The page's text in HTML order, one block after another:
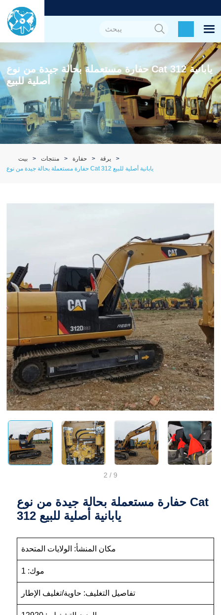
حفارة مستعملة بحالة جيدة من نوع Cat 312 يابانية
أصلية للبيع
بيت منتجات حفارة
يرقة
حفارة مستعملة بحالة جيدة من نوع Cat 312 يابانية أصلية للبيع
2 / 9
حفارة مستعملة بحالة جيدة من نوع Cat
312 يابانية أصلية للبيع
مكان المنشأ: الولايات المتحدة
موك: 1